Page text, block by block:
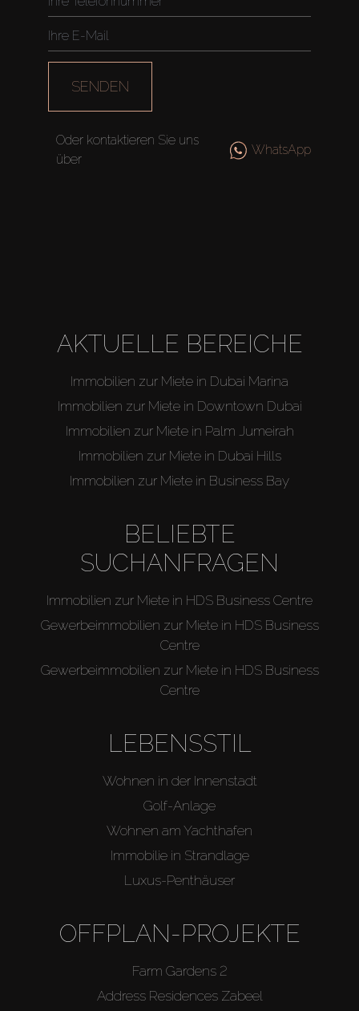
Agenten
About Us
SENDEN
Oder kontaktieren Sie uns
über
WhatsApp
AKTUELLE BEREICHE
Immobilien zur Miete in Dubai Marina
Immobilien zur Miete in Downtown Dubai
Immobilien zur Miete in Palm Jumeirah
Immobilien zur Miete in Dubai Hills
Immobilien zur Miete in Business Bay
BELIEBTE
SUCHANFRAGEN
Immobilien zur Miete in HDS Business Centre
Gewerbeimmobilien zur Miete in HDS Business
Centre
Gewerbeimmobilien zur Miete in HDS Business
Centre
LEBENSSTIL
Wohnen in der Innenstadt
Golf-Anlage
Wohnen am Yachthafen
Immobilie in Strandlage
Luxus-Penthäuser
OFFPLAN-PROJEKTE
Farm Gardens 2
Address Residences Zabeel